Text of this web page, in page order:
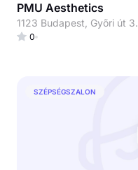
PMU Aesthetics
1123 Budapest, Győri út 3.
0
SZÉPSÉGSZALON